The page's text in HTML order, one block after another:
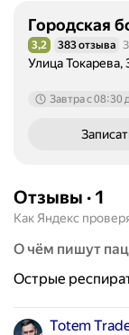
Городская
Рейтинг 3,2 из 5
3,2 383 отзыва
Улица
Завтра c 08:30
Отзывы · 1
Как Яндекс
О чём пишут
Острые
Totem